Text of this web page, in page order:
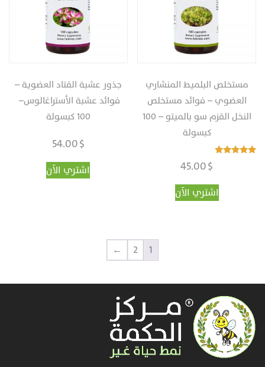
مستخلص البلميط المنشاري
العضوي – فوائد مستخلص
النخل القزم سو بالميتو – 100
كبسولة‎
45.00$
اشتري الآن
جذور عشبة القتاد العضوية –
فوائد عشبة الأستراغالوس‎ –
54.00$
اشتري الآن
1
2
←